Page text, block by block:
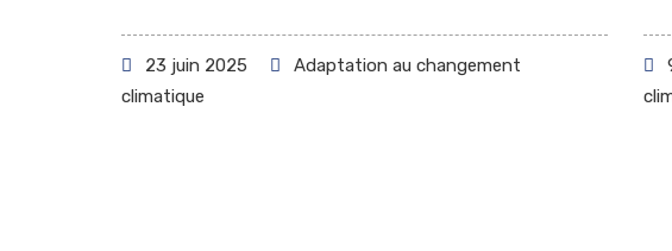
23 juin 2025
Adaptation au changement
climatique